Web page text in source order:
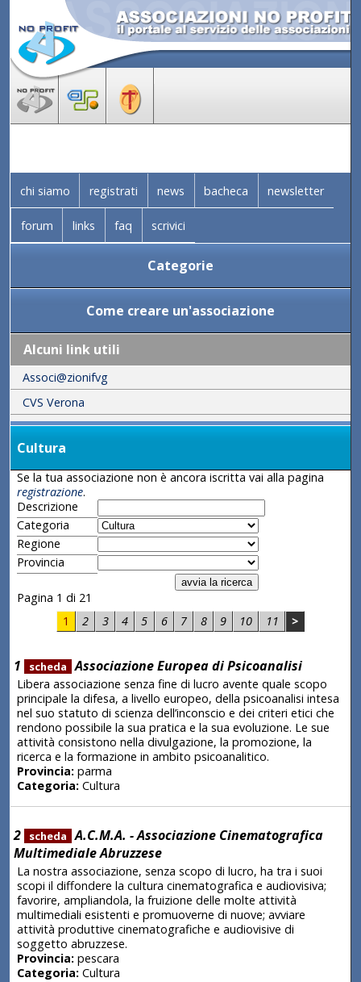
chi siamo registrati news bacheca newsletter
forum links faq scrivici
Categorie
Come creare un'associazione
Alcuni link utili
Associ@zionifvg
CVS Verona
Cultura
Se la tua associazione non è ancora iscritta vai alla pagina
registrazione.
Descrizione
Categoria
Regione
Provincia
Pagina 1 di 21
1
2 3 4 5 6 7 8 9 10 11 >
1 scheda Associazione Europea di Psicoanalisi
Libera associazione senza fine di lucro avente quale scopo
principale la difesa, a livello europeo, della psicoanalisi intesa
nel suo statuto di scienza dell’inconscio e dei criteri etici che
rendono possibile la sua pratica e la sua evoluzione. Le sue
attività consistono nella divulgazione, la promozione, la
ricerca e la formazione in ambito psicoanalitico.
Provincia:parma
Categoria:Cultura
2 scheda A.C.M.A. - Associazione Cinematografica
Multimediale Abruzzese
La nostra associazione, senza scopo di lucro, ha tra i suoi
scopi il diffondere la cultura cinematografica e audiovisiva;
favorire, ampliandola, la fruizione delle molte attività
multimediali esistenti e promuoverne di nuove; avviare
attività produttive cinematografiche e audiovisive di
soggetto abruzzese.
Provincia:pescara
Categoria:Cultura